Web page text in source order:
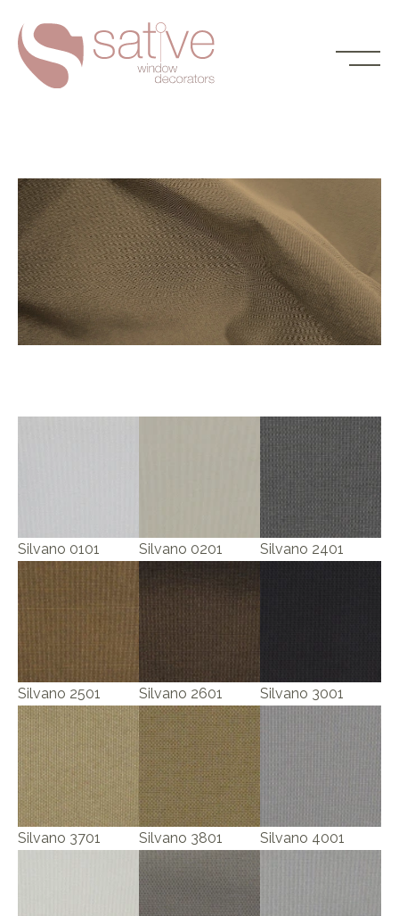
Silvano 0101 Silvano 0201 Silvano 2401
Silvano 2501 Silvano 2601 Silvano 3001
Silvano 3701 Silvano 3801 Silvano 4001